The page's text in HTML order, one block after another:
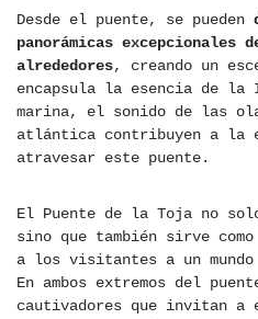
Desde el puente, se pueden
panorámicas excepcionales
alrededores, creando un
encapsula la esencia de
marina, el sonido de las
atlántica contribuyen a la
atravesar este puente.
El Puente de la Toja no
sino que también sirve
a los visitantes a un
En ambos extremos del
cautivadores que invitan